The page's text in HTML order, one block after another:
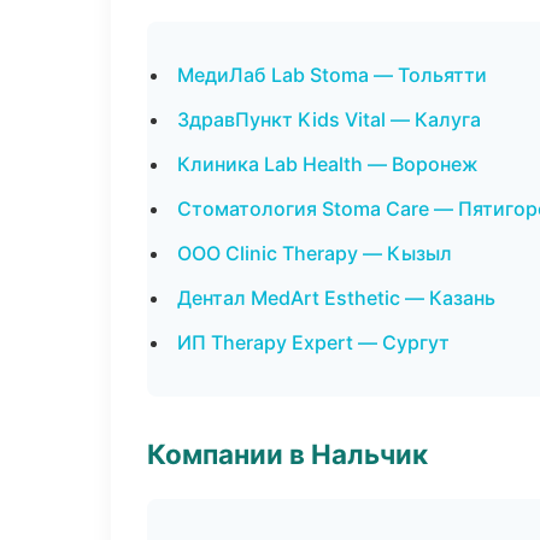
МедиЛаб Lab Stoma — Тольятти
ЗдравПункт Kids Vital — Калуга
Клиника Lab Health — Воронеж
Стоматология Stoma Care —
ООО Clinic Therapy — Кызыл
Дентал MedArt Esthetic — Казань
ИП Therapy Expert — Сургут
Компании в Нальчик